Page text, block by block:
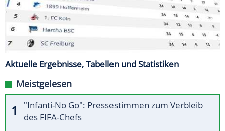
Aktuelle Ergebnisse, Tabellen und Statistiken
Meistgelesen
"Infanti-No Go": Pressestimmen zum Verbleib
des FIFA-Chefs